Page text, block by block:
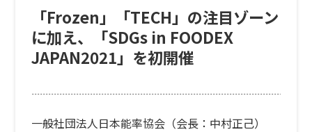
「Frozen」「TECH」の注目ゾーン
に加え、「SDGs in FOODEX
JAPAN2021」を初開催
一般社団法人日本能率協会（会長：中村正己）